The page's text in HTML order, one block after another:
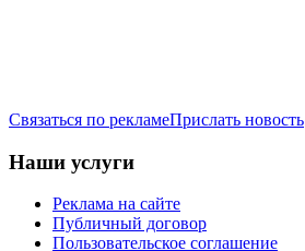
Связаться по рекламеПрислать новость
Наши услуги
Реклама на сайте
Публичный договор
Пользовательское соглашение